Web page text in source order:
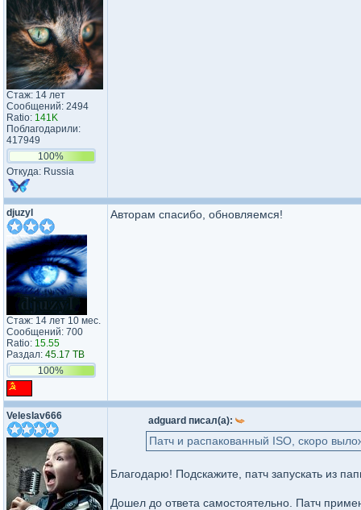
Стаж: 14 лет
Сообщений: 2494
Ratio: 141K
Поблагодарили:
417949
100%
Откуда: Russia
djuzyl
Стаж: 14 лет 10 мес.
Сообщений: 700
Ratio: 15.55
Раздал: 45.17 TB
100%
Авторам спасибо, обновляемся!
Veleslav666 adguard писал(а):
Патч и распакованный ISO, скоро
Благодарю! Подскажите, патч запускать из
Дошел до ответа самостоятельно. Патч